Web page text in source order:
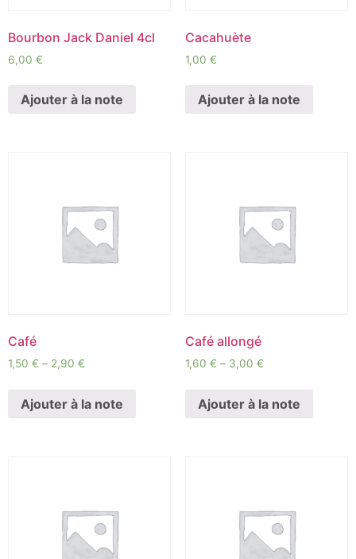
Bourbon Jack Daniel 4cl
6,00 €
Ajouter à la note
Cacahuète
1,00 €
Ajouter à la note
Café
1,50 € – 2,90 €
Ajouter à la note
Café allongé
1,60 € – 3,00 €
Ajouter à la note